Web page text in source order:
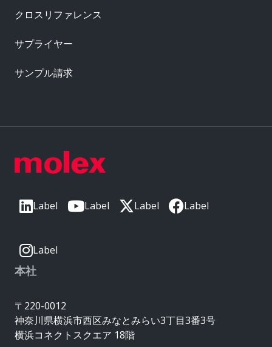
Label Label Label Label
Label
本社
〒220-0012
神奈川県横浜市西区みなとみらい3丁目3番3号
横浜コネクトスクエア 18階
クロスリファレンス
サプライヤー
サンプル請求